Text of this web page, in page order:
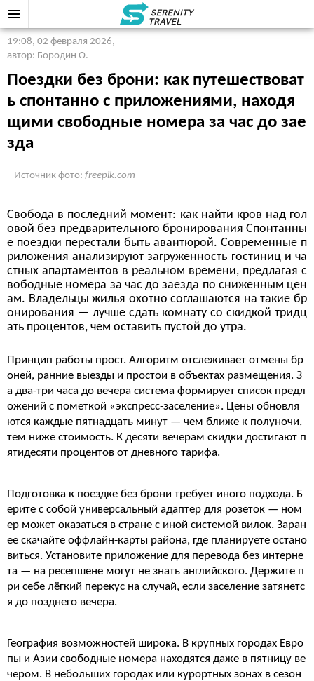
19:08, 02 февраля 2026,
автор: Бородин О.
Поездки без брони: как путешествоват
ь спонтанно с приложениями, находя
щими свободные номера за час до зае
зда
Источник фото: freepik.com
Свобода в последний момент: как найти кров над гол
овой без предварительного бронирования Спонтанны
е поездки перестали быть авантюрой. Современные п
риложения анализируют загруженность гостиниц и ча
стных апартаментов в реальном времени, предлагая с
вободные номера за час до заезда по сниженным цен
ам. Владельцы жилья охотно соглашаются на такие бр
онирования — лучше сдать комнату со скидкой тридц
ать процентов, чем оставить пустой до утра.
Принцип работы прост. Алгоритм отслеживает отмены бр
оней, ранние выезды и простои в объектах размещения. З
а два-три часа до вечера система формирует список предл
ожений с пометкой «экспресс-заселение». Цены обновля
ются каждые пятнадцать минут — чем ближе к полуночи,
тем ниже стоимость. К десяти вечерам скидки достигают п
ятидесяти процентов от дневного тарифа.
Подготовка к поездке без брони требует иного подхода. Б
ерите с собой универсальный адаптер для розеток — ном
ер может оказаться в стране с иной системой вилок. Заран
ее скачайте оффлайн-карты района, где планируете остано
виться. Установите приложение для перевода без интерне
та — на ресепшене могут не знать английского. Держите п
ри себе лёгкий перекус на случай, если заселение затянетс
я до позднего вечера.
География возможностей широка. В крупных городах Евро
пы и Азии свободные номера находятся даже в пятницу ве
чером. В небольших городах или курортных зонах в сезон